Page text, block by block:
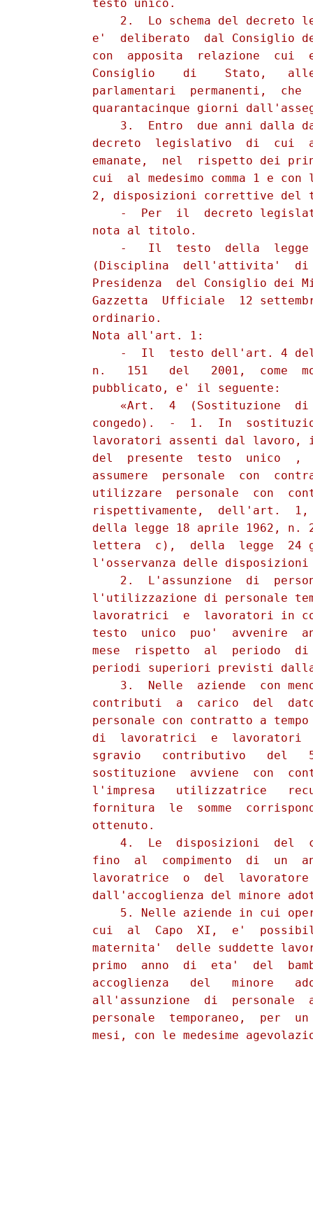
          testo unico.
2.  Lo schema del decreto
e'  deliberato  dal Consiglio
con  apposita  relazione  cui
Consiglio    di    Stato,
parlamentari  permanenti,  che
quarantacinque giorni
3.  Entro  due anni dalla
decreto  legislativo  di  cui
emanate,  nel  rispetto dei
cui  al medesimo comma 1 e con
2, disposizioni correttive del
-  Per  il  decreto
          nota al titolo.
-   Il  testo  della
(Disciplina  dell'attivita'
Presidenza  del Consiglio dei
Gazzetta  Ufficiale  12
          ordinario.
          Nota all'art. 1:
-  Il  testo dell'art. 4
n.   151   del   2001,  come
          pubblicato, e' il seguente:
«Art.  4  (Sostituzione
congedo).  -  1.  In
lavoratori assenti dal lavoro,
del  presente  testo  unico  ,
assumere  personale  con
utilizzare  personale  con
rispettivamente,  dell'art.
della legge 18 aprile 1962, n.
lettera  c),  della  legge  24
l'osservanza delle
2.  L'assunzione  di
l'utilizzazione di personale
lavoratrici  e  lavoratori in
testo  unico  puo'  avvenire
mese  rispetto  al  periodo
periodi superiori previsti
3.  Nelle  aziende  con
contributi  a  carico  del
personale con contratto a
di  lavoratrici  e  lavoratori
sgravio   contributivo   del
sostituzione  avviene  con
l'impresa   utilizzatrice
fornitura  le  somme
          ottenuto.
4.  Le  disposizioni  del
fino  al  compimento  di  un
lavoratrice  o  del
dall'accoglienza del minore
5. Nelle aziende in cui
cui  al  Capo  XI,  e'
maternita'  delle suddette
primo  anno  di  eta'  del
accoglienza   del   minore
all'assunzione  di  personale
personale  temporaneo,  per